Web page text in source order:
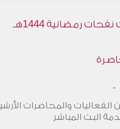
رمضانية 1444هـ
الفعاليات والمحاضرات
البث المباشر